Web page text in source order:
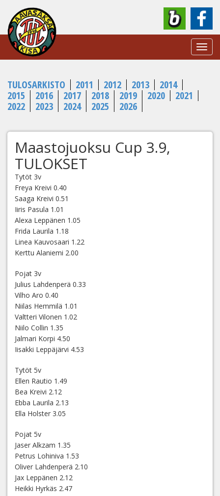
TULOSARKISTO
2011 2012 2013
2014
2015
2016 2017 2018 2019 2020
2021
2022
2023 2024 2025 2026
Maastojuoksu Cup 3.9,
TULOKSET
Tytöt 3v
Freya Kreivi 0.40
Saaga Kreivi 0.51
Iiris Pasula 1.01
Alexa Leppänen 1.05
Frida Laurila 1.18
Linea Kauvosaari 1.22
Kerttu Alaniemi 2.00
Pojat 3v
Julius Lahdenperä 0.33
Vilho Aro 0.40
Niilas Hemmilä 1.01
Valtteri Vilonen 1.02
Niilo Collin 1.35
Jalmari Korpi 4.50
Iisakki Leppäjärvi 4.53
Tytöt 5v
Ellen Rautio 1.49
Bea Kreivi 2.12
Ebba Laurila 2.13
Ella Holster 3.05
Pojat 5v
Jaser Alkzam 1.35
Petrus Lohiniva 1.53
Oliver Lahdenperä 2.10
Jax Leppänen 2.12
Heikki Hyrkäs 2.47